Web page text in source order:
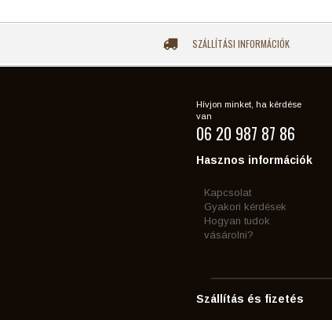
SZÁLLÍTÁSI INFORMÁCIÓK
Hívjon minket, ha kérdése
van
06 20 987 87 86
Hasznos információk
Kapcsolat
Gyakori kérdések
Hogyan tudok
vásárolni?
Szállítás és fizetés